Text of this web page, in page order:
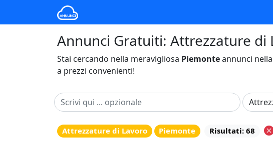
Annunci Gratuiti: Attrezzature di
Stai cercando nella meravigliosa Piemonteannunci
a prezzi convenienti!
Attrezzature di Lavoro Piemonte Risultati: 68